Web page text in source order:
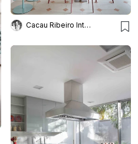
Cacau Ribeiro Interiores